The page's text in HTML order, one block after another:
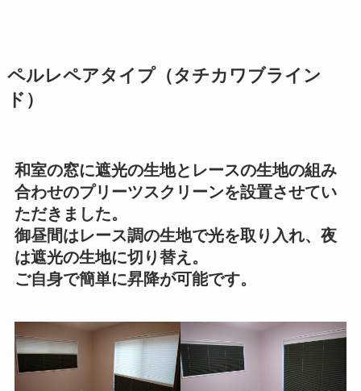
ペルレペアタイプ（タチカワブライン
ド）
和室の窓に遮光の生地とレースの生地の組み
合わせのプリーツスクリーンを設置させてい
ただきました。
御昼間はレース調の生地で光を取り入れ、夜
は遮光の生地に切り替え。
ご自身で簡単に昇降が可能です。